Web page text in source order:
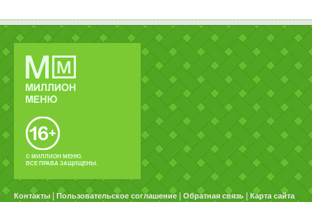
© МИЛЛИОН МЕНЮ.
ВСЕ ПРАВА ЗАЩИЩЕНЫ.
Контакты Пользовательское соглашение Обратная связь Карта сайта